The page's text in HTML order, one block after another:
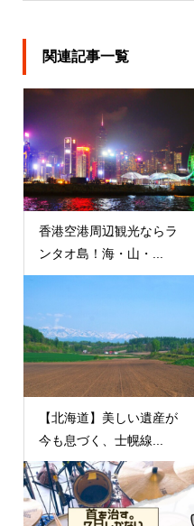
関連記事一覧
香港空港周辺観光ならラ
ンタオ島！海・山・...
【北海道】美しい遺産が
今も息づく、士幌線...